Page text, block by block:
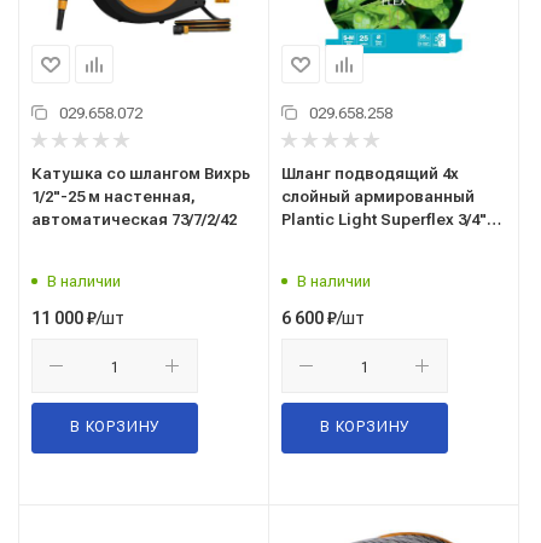
029.658.072
Катушка со шлангом Вихрь
1/2"-25 м настенная,
автоматическая 73/7/2/42
В наличии
11 000₽/шт
В КОРЗИНУ
029.658.258
Шланг подводящий 4х
слойный армированный
Plantic Light Superflex 3/4"
В наличии
6 600₽/шт
В КОРЗИНУ